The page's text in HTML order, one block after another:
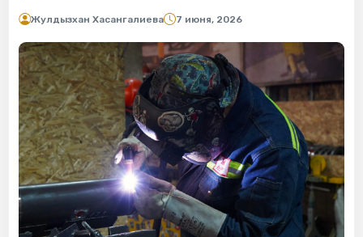
Жулдызхан Хасангалиева 7 июня, 2026